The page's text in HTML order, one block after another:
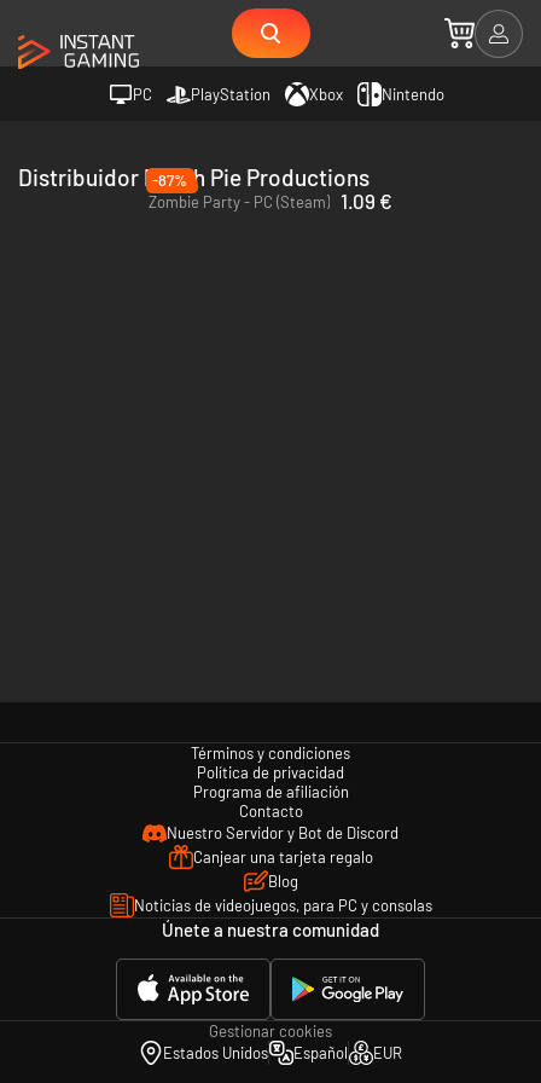
PC PlayStation Xbox Nintendo
Distribuidor Peach Pie Productions
-87%
Zombie Party - PC (Steam) 1.09 €
Términos y condiciones
Política de privacidad
Programa de afiliación
Contacto
Nuestro Servidor y Bot de Discord
Canjear una tarjeta regalo
Blog
Noticias de videojuegos, para PC y consolas
Únete a nuestra comunidad
Gestionar cookies
Estados Unidos
Español EUR